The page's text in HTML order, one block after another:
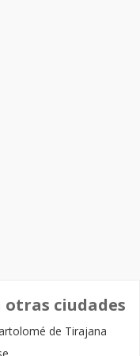
otras ciudades
de Tirajana